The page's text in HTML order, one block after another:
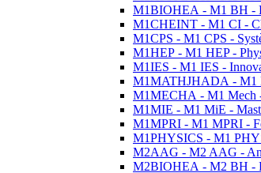
M1BIOHEA - M1 BH -
M1CHEINT - M1 CI -
M1CPS - M1 CPS -
M1HEP - M1 HEP -
M1IES - M1 IES -
M1MATHJHADA - M1
M1MECHA - M1 Mech
M1MIE - M1 MiE -
M1MPRI - M1 MPRI -
M1PHYSICS - M1
M2AAG - M2 AAG -
M2BIOHEA - M2 BH -